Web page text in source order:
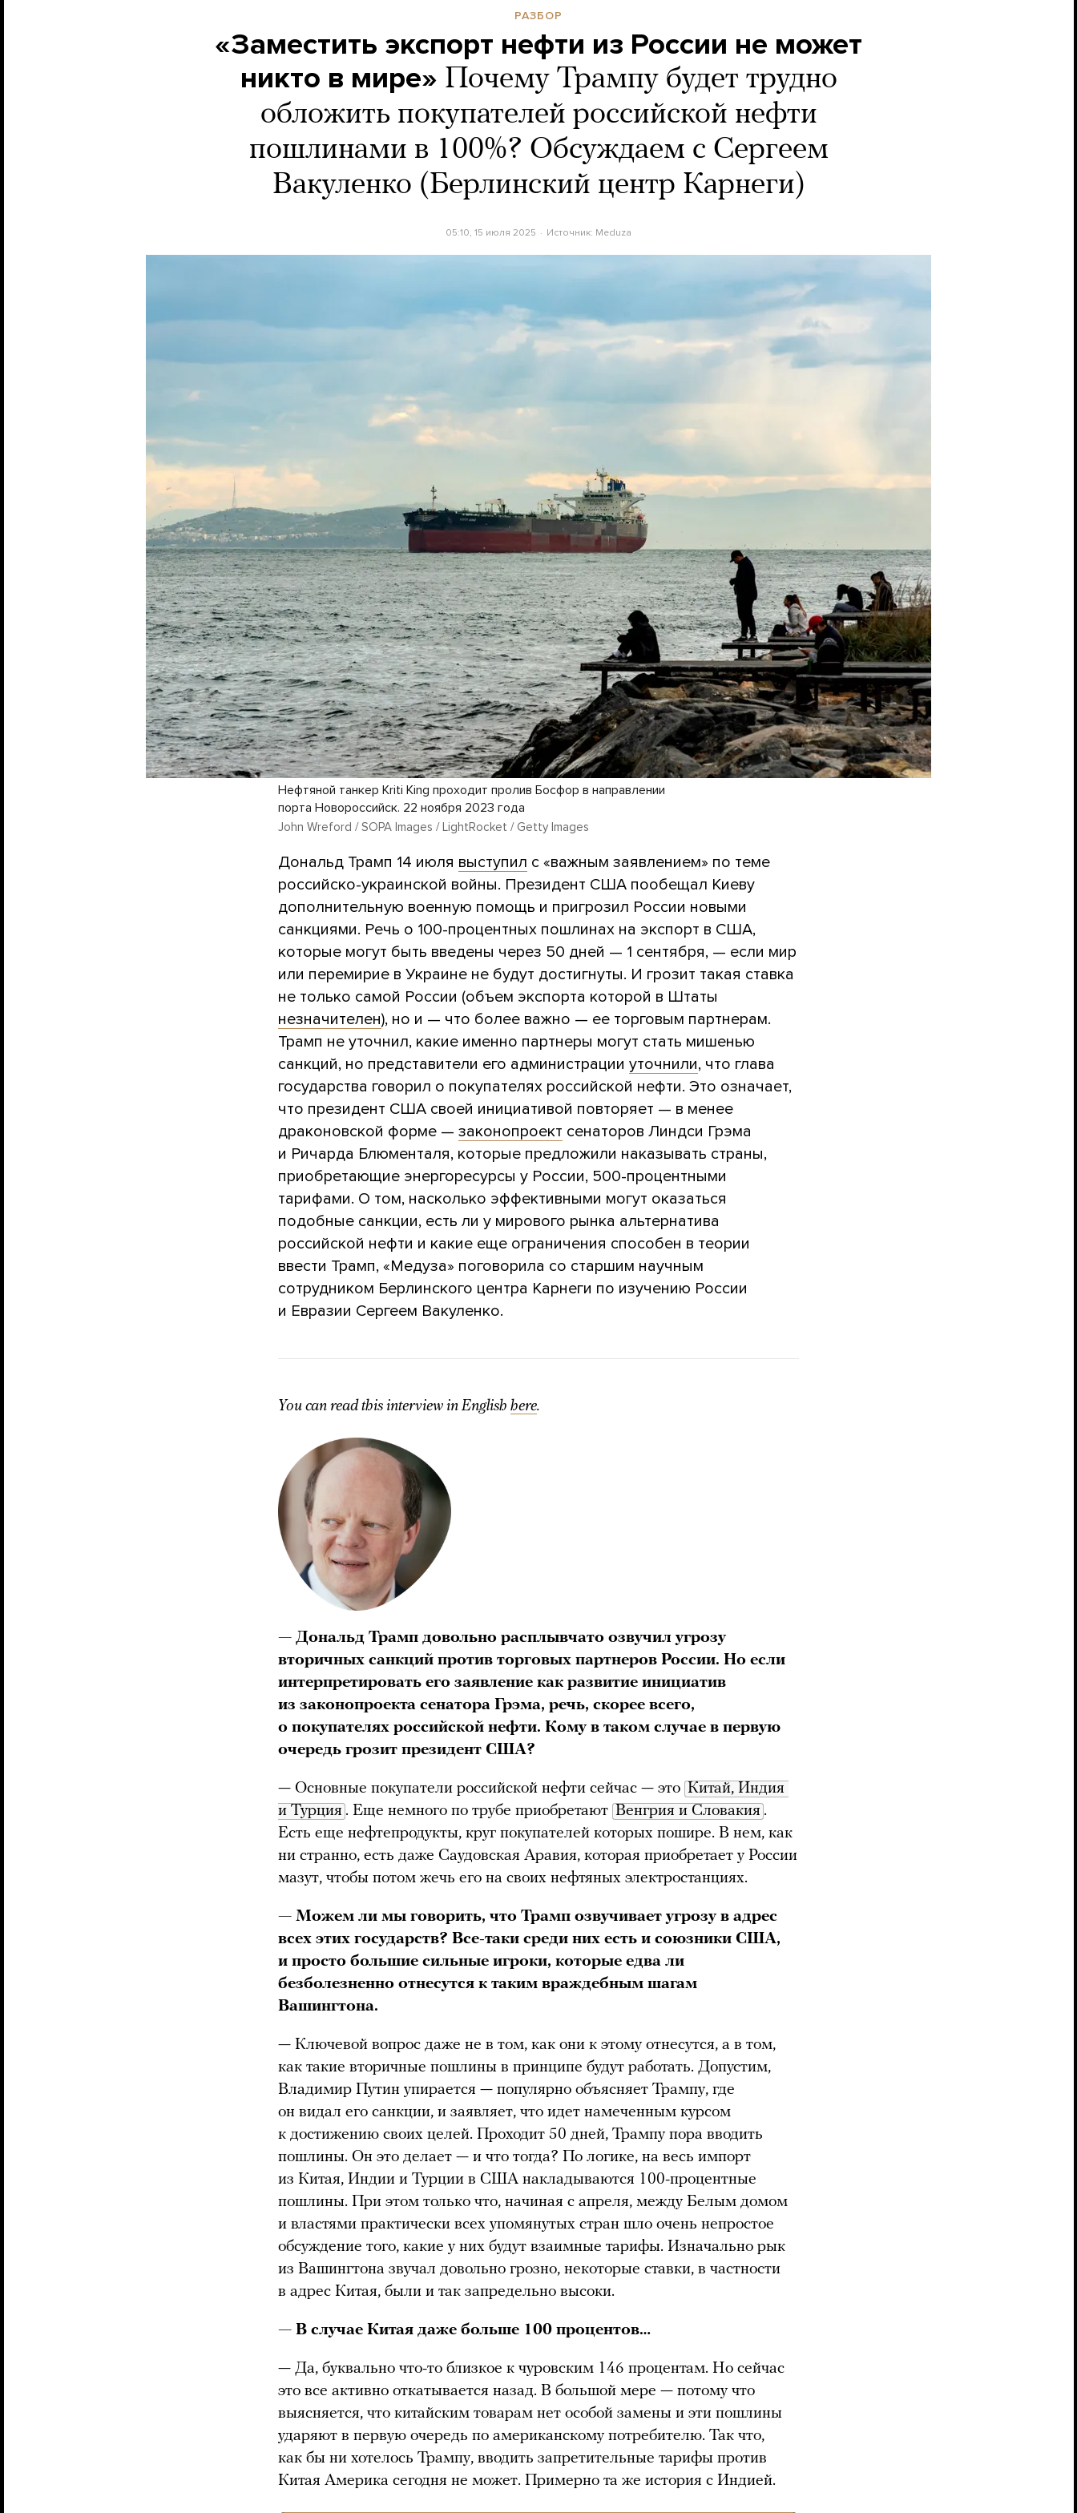
РАЗБОР
«Заместить экспорт нефти из России не может
никто в мире» Почему Трампу будет трудно
обложить покупателей российской нефти
пошлинами в 100%? Обсуждаем с Сергеем
Вакуленко (Берлинский центр Карнеги)
05:10, 15 июля 2025 Источник: Meduza
Нефтяной танкер Kriti King проходит пролив Босфор в направлении
порта Новороссийск. 22 ноября 2023 года
John Wreford / SOPA Images / LightRocket / Getty Images
Дональд Трамп 14 июля выступил с «важным заявлением» по теме
российско-украинской войны. Президент США пообещал Киеву
дополнительную военную помощь и пригрозил России новыми
санкциями. Речь о 100-процентных пошлинах на экспорт в США,
которые могут быть введены через 50 дней — 1 сентября, — если мир
или перемирие в Украине не будут достигнуты. И грозит такая ставка
не только самой России (объем экспорта которой в Штаты
незначителен), но и — что более важно — ее торговым партнерам.
Трамп не уточнил, какие именно партнеры могут стать мишенью
санкций, но представители его администрации уточнили, что глава
государства говорил о покупателях российской нефти. Это означает,
что президент США своей инициативой повторяет — в менее
драконовской форме — законопроект сенаторов Линдси Грэма
и Ричарда Блюменталя, которые предложили наказывать страны,
приобретающие энергоресурсы у России, 500-процентными
тарифами. О том, насколько эффективными могут оказаться
подобные санкции, есть ли у мирового рынка альтернатива
российской нефти и какие еще ограничения способен в теории
ввести Трамп, «Медуза» поговорила со старшим научным
сотрудником Берлинского центра Карнеги по изучению России
и Евразии Сергеем Вакуленко.
You can read this interview in English here.
— Дональд Трамп довольно расплывчато озвучил угрозу
вторичных санкций против торговых партнеров России. Но если
интерпретировать его заявление как развитие инициатив
из законопроекта сенатора Грэма, речь, скорее всего,
о покупателях российской нефти. Кому в таком случае в первую
очередь грозит президент США?
— Основные покупатели российской нефти сейчас — это Китай, Индия
и Турция . Еще немного по трубе приобретают Венгрия и Словакия .
Есть еще нефтепродукты, круг покупателей которых пошире. В нем, как
ни странно, есть даже Саудовская Аравия, которая приобретает у России
мазут, чтобы потом жечь его на своих нефтяных электростанциях.
— Можем ли мы говорить, что Трамп озвучивает угрозу в адрес
всех этих государств? Все-таки среди них есть и союзники США,
и просто большие сильные игроки, которые едва ли
безболезненно отнесутся к таким враждебным шагам
Вашингтона.
— Ключевой вопрос даже не в том, как они к этому отнесутся, а в том,
как такие вторичные пошлины в принципе будут работать. Допустим,
Владимир Путин упирается — популярно объясняет Трампу, где
он видал его санкции, и заявляет, что идет намеченным курсом
к достижению своих целей. Проходит 50 дней, Трампу пора вводить
пошлины. Он это делает — и что тогда? По логике, на весь импорт
из Китая, Индии и Турции в США накладываются 100-процентные
пошлины. При этом только что, начиная с апреля, между Белым домом
и властями практически всех упомянутых стран шло очень непростое
обсуждение того, какие у них будут взаимные тарифы. Изначально рык
из Вашингтона звучал довольно грозно, некоторые ставки, в частности
в адрес Китая, были и так запредельно высоки.
— В случае Китая даже больше 100 процентов…
— Да, буквально что-то близкое к чуровским 146 процентам. Но сейчас
это все активно откатывается назад. В большой мере — потому что
выясняется, что китайским товарам нет особой замены и эти пошлины
ударяют в первую очередь по американскому потребителю. Так что,
как бы ни хотелось Трампу, вводить запретительные тарифы против
Китая Америка сегодня не может. Примерно та же история с Индией.